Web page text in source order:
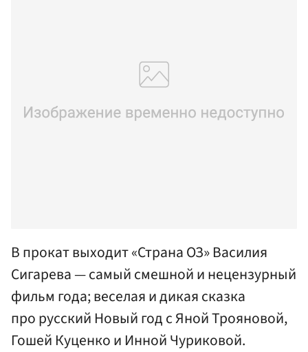
В прокат выходит «Страна ОЗ» Василия
Сигарева — самый смешной и нецензурный
фильм года; веселая и дикая сказка
про русский Новый год с Яной Трояновой,
Гошей Куценко и Инной Чуриковой.